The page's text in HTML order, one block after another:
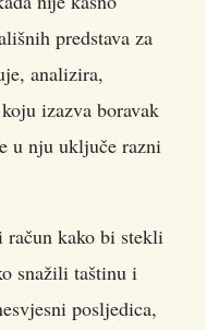
predstava za
analizira,
izazva boravak
u nju uključe razni
kako bi stekli
snažili taštinu i
posljedica,